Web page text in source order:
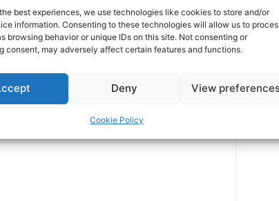
best experiences, we use technologies like cookies to store and/or
information. Consenting to these technologies will allow us to
browsing behavior or unique IDs on this site. Not consenting or
consent, may adversely affect certain features and functions.
Deny View
Cookie Policy
Μαρτίνα Ξανθοπούλου: «Γίνεται μία πάρα πολύ
καλή δουλειά!» | AC PAOK TV